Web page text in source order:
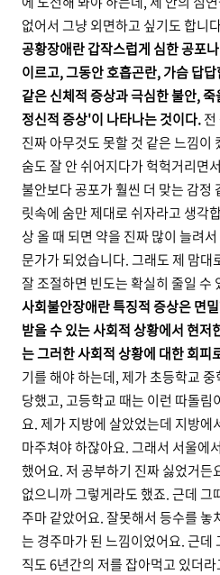
없어서 그냥 외면하고 싶기도 합니
공황장애란 갑작스럽게 심한 공포
이르고, 그동안 호흡곤란, 가슴 답
같은 신체적 증상과 극심한 불안,
정신적 증상'이 나타나는 것이다.
진짜 아무것도 못할 것 같은 느낌이
숨도 잘 안 쉬어지다가 헉헉거리면
불안보다 공포가 훨씬 더 맞는 감정
릿속에 숨만 제대로 쉬자라고 생각
상 올 때 되면 약을 진짜 많이 늘려
문가가 되었습니다. 그래도 제 맘대
잘 조절하면 빈도는 확실히 줄일 수
사회불안장애란 특징적 증상은 면
받을 수 있는 사회적 상황에서 현저
는 그러한 사회적 상황에 대한 회피
기를 해야 하는데, 제가 초등학교
당했고, 고등학교 때는 이런 따돌림
요. 제가 지방에 살았었는데 지방에
마주쳐야 하잖아요. 그래서 서울에
했어요. 저 공부하기 진짜 싫었거든
없으니까 그렇게라도 했죠. 근데 그
주마 같았어요. 잘못해서 등수를 놓
는 경주마가 된 느낌이었어요. 근데
직도 6년간의 저를 잡아먹고 있더